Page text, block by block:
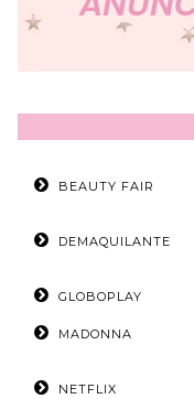
BEAUTY FAIR
DEMAQUILANTE
GLOBOPLAY
MADONNA
NETFLIX